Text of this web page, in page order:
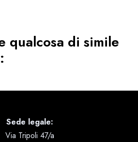
qualcosa di simile
Sede legale:
Via Tripoli 47/a